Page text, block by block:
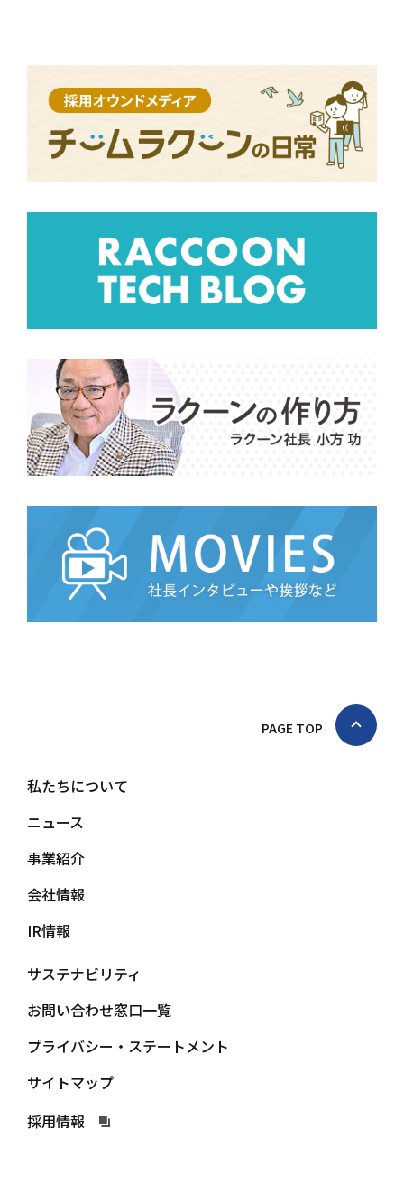
PAGE TOP
私たちについて
ニュース
事業紹介
会社情報
IR情報
サステナビリティ
お問い合わせ窓口一覧
プライバシー・ステートメント
サイトマップ
採用情報